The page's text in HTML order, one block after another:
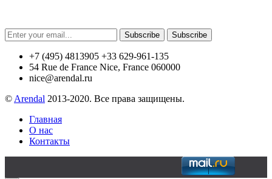
Subscribe Subscribe
+7 (495) 4813905 +33 629-961-135
54 Rue de France Nice, France 060000
nice@arendal.ru
© Arendal 2013-2020. Все права защищены.
Главная
О нас
Контакты